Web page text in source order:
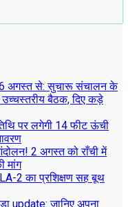
6 अगस्त से: सुचारू संचालन के
उच्चस्तरीय बैठक, दिए कड़े
पर लगेगी 14 फीट ऊंची
2 अगस्त को राँची में
मांग
2 का प्रशिक्षण सह बूथ
update: जानिए अपना